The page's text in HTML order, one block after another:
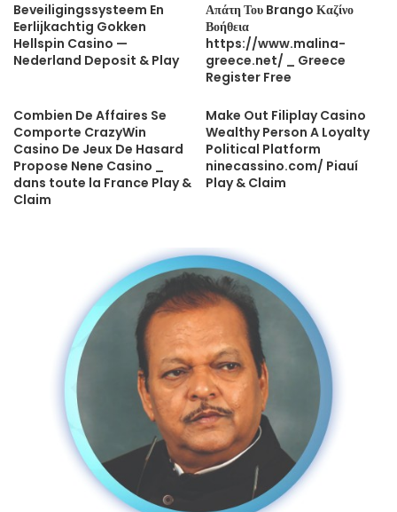
Beveiligingssysteem En
Eerlijkachtig Gokken
Hellspin Casino —
Nederland Deposit & Play
Απάτη Του Brango Καζίνο
Βοήθεια
https://www.malina-
greece.net/ _ Greece
Register Free
Combien De Affaires Se
Comporte CrazyWin
Casino De Jeux De Hasard
Propose Nene Casino _
dans toute la France Play &
Claim
Make Out Filiplay Casino
Wealthy Person A Loyalty
Political Platform
ninecassino.com/ Piauí
Play & Claim